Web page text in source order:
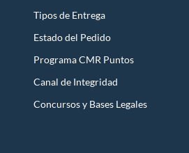
Tipos de Entrega
Estado del Pedido
Programa CMR Puntos
Canal de Integridad
Concursos y Bases Legales